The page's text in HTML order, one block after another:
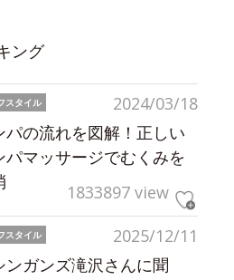
ング
2024/03/18
スタイル
パの流れを図解！正しい
パマッサージでむくみを
1833897 view
2025/12/11
スタイル
ンガンズ滝沢さんに聞